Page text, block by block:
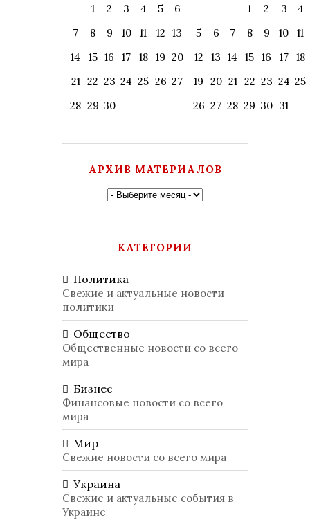
1
2 3 4 5
6
7
8 9 10 11 12 13
14
15 16 17 18 19 20
21 22 23 24 25 26 27
28 29 30
1
2 3
4
5
6 7 8 9 10
11
12
13 14 15 16 17
18
19 20 21 22 23 24 25
26 27 28 29 30 31
АРХИВ МАТЕРИАЛОВ
КАТЕГОРИИ
Политика
Свежие и актуальные новости
политики
Общество
Общественные новости со всего
мира
Бизнес
Финансовые новости со всего
мира
Мир
Свежие новости со всего мира
Украина
Свежие и актуальные события в
Украине